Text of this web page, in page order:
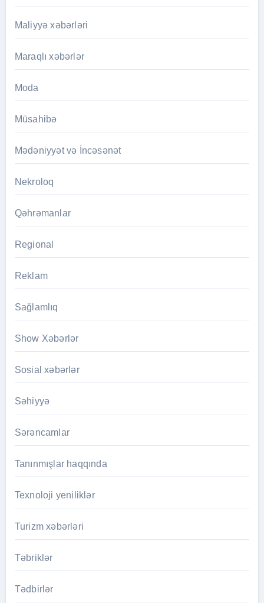
Maliyyə xəbərləri
Maraqlı xəbərlər
Moda
Müsahibə
Mədəniyyət və İncəsənət
Nekroloq
Qəhrəmanlar
Regional
Reklam
Sağlamlıq
Show Xəbərlər
Sosial xəbərlər
Səhiyyə
Sərəncamlar
Tanınmışlar haqqında
Texnoloji yeniliklər
Turizm xəbərləri
Təbriklər
Tədbirlər